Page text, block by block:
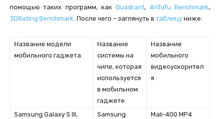
помощью таких программ, какQuadrant, AnTuTu Benchmark,
3DRating Benchmark. После чего – заглянуть в таблицу ниже.
Название модели
мобильного гаджета
Название
системы на
чипе, которая
используется
в мобильном
гаджете
Название
мобильного
видеоускорител
я
Samsung Galaxy S III,
Samsung
Mali-400 MP4